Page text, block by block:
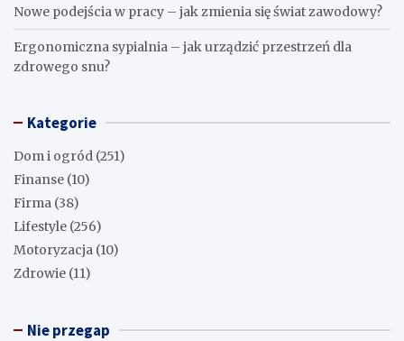
Nowe podejścia w pracy – jak zmienia się świat zawodowy?
Ergonomiczna sypialnia – jak urządzić przestrzeń dla
zdrowego snu?
Kategorie
Dom i ogród (251)
Finanse (10)
Firma (38)
Lifestyle (256)
Motoryzacja (10)
Zdrowie (11)
Nie przegap